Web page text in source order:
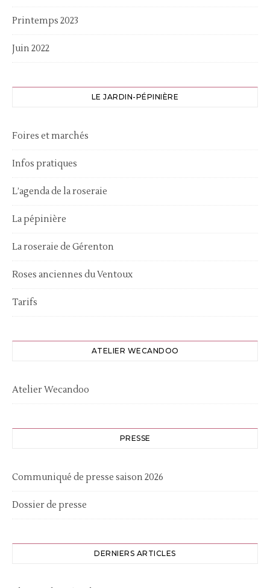
Printemps 2023
Juin 2022
LE JARDIN-PÉPINIÈRE
Foires et marchés
Infos pratiques
L’agenda de la roseraie
La pépinière
La roseraie de Gérenton
Roses anciennes du Ventoux
Tarifs
ATELIER WECANDOO
Atelier Wecandoo
PRESSE
Communiqué de presse saison 2026
Dossier de presse
DERNIERS ARTICLES